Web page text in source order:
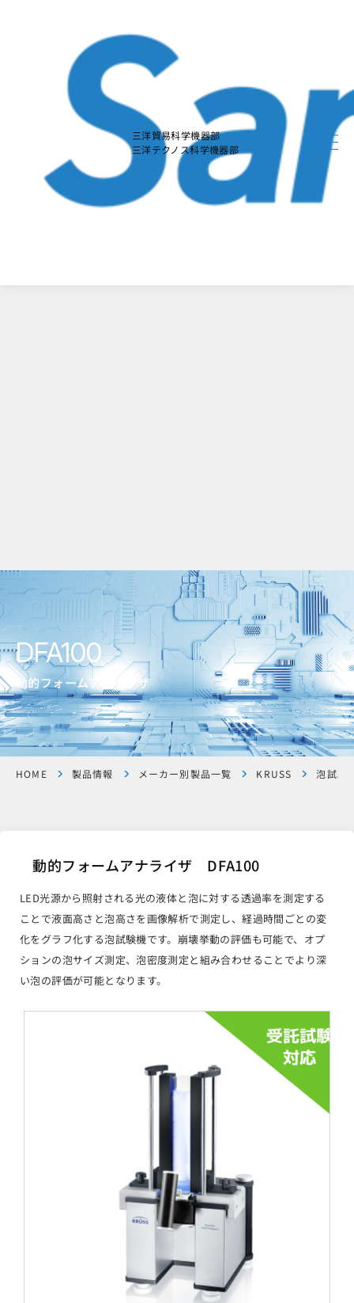
三洋貿易科学機器部
三洋テクノス科学機器部
DFA100
動的フォームアナライザ
HOME 製品情報 メーカー別製品一覧 KRUSS 泡試験
動的フォームアナライザ DFA100
LED光源から照射される光の液体と泡に対する透過率を測定する
ことで液面高さと泡高さを画像解析で測定し、経過時間ごとの変
化をグラフ化する泡試験機です。崩壊挙動の評価も可能で、オプ
ションの泡サイズ測定、泡密度測定と組み合わせることでより深
い泡の評価が可能となります。